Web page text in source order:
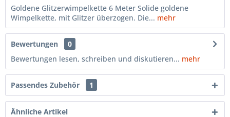
Goldene Glitzerwimpelkette 6 Meter Solide goldene
Wimpelkette, mit Glitzer überzogen. Die... mehr
Bewertungen
0
Bewertungen lesen, schreiben und diskutieren... mehr
Passendes Zubehör 1
Ähnliche Artikel